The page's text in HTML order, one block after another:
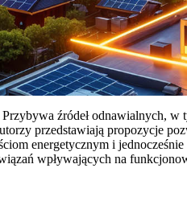
źródeł odnawialnych,
przedstawiają propozycje
energetycznym i
wpływających na